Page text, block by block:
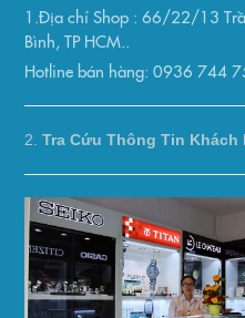
1.Địa chỉ Shop : 66/22/13
Bình, TP HCM..
Hotline bán hàng: 0936 744
2.Tra Cứu Thông Tin Khách